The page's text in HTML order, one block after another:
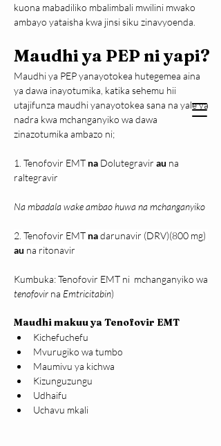
kuona mabadiliko mbalimbali mwilini mwako
ambayo yataisha kwa jinsi siku zinavyoenda.
Maudhi ya PEP ni yapi?
Maudhi ya PEP yanayotokea hutegemea aina
ya dawa inayotumika, katika sehemu hii
utajifunza maudhi yanayotokea sana na yale ya
nadra kwa mchanganyiko wa dawa
zinazotumika ambazo ni;
1. Tenofovir EMT na Dolutegravir au na
raltegravir
Na mbadala wake ambao huwa na mchanganyiko
2. Tenofovir EMT na darunavir (DRV)(800 mg)
au na ritonavir
Kumbuka: Tenofovir EMT ni  mchanganyiko wa
tenofovir na Emtricitabin)
Maudhi makuu ya Tenofovir EMT
Kichefuchefu
Mvurugiko wa tumbo
Maumivu ya kichwa
Kizunguzungu
Udhaifu
Uchavu mkali